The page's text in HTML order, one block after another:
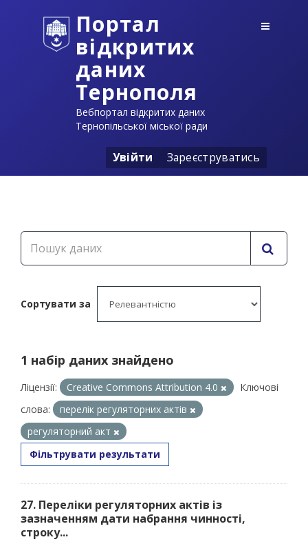
Портал
відкритих
даних
Тернополя
Вебпортал відкритих даних
Тернопільської міської ради
Увійти Зареєструватись
Сортувати за
1 набір даних знайдено
Ліцензії: Creative Commons Attribution 4.0
Ключові
слова:
перелік регуляторних актів
регуляторний акт
Фільтрувати результати
27. Переліки регуляторних актів із
зазначенням дати набрання чинності,
строку...